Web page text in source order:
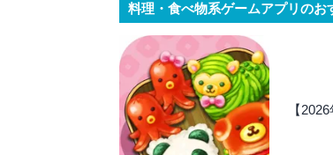
料理・食べ物系ゲームアプリのお
【